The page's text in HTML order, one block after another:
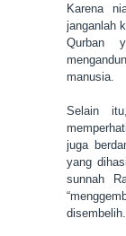
Karena
janganlah
Qurban
manusia.
Selain
juga
yang
sunnah
disembelih.